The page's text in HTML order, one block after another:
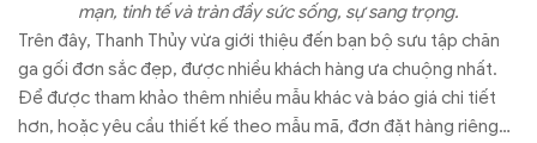
mạn, tinh tế và tràn đầy sức sống, sự sang trọng.
Trên đây, Thanh Thủy vừa giới thiệu đến bạn bộ sưu tập chăn
ga gối đơn sắc đẹp, được nhiều khách hàng ưa chuộng nhất.
Để được tham khảo thêm nhiều mẫu khác và báo giá chi tiết
hơn, hoặc yêu cầu thiết kế theo mẫu mã, đơn đặt hàng riêng…